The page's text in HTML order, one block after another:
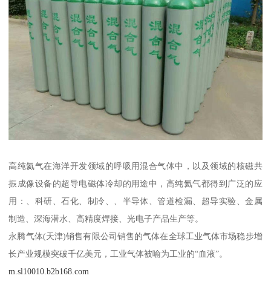
高纯氦气在海洋开发领域的呼吸用混合气体中，以及领域的核磁共
振成像设备的超导电磁体冷却的用途中，高纯氦气都得到广泛的应
用：、科研、石化、制冷、、半导体、管道检漏、超导实验、金属
制造、深海潜水、高精度焊接、光电子产品生产等。
永腾气体(天津)销售有限公司销售的气体在全球工业气体市场稳步增
长产业规模突破千亿美元，工业气体被喻为工业的“血液”。
m.sl10010.b2b168.com